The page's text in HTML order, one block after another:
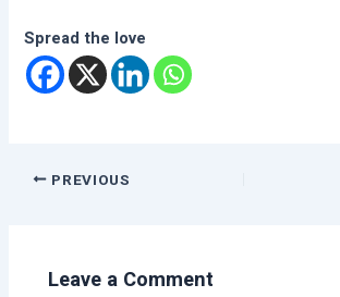
Spread the love
PREVIOUS
Leave a Comment